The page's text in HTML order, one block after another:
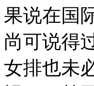
果说在国
尚可说得
女排也未